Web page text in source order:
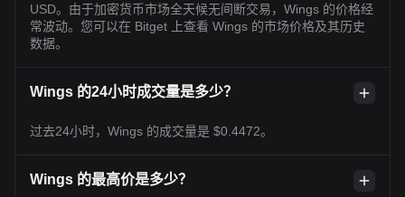
USD。由于加密货币市场全天候无间断交易，Wings 的价格经
常波动。您可以在 Bitget 上查看 Wings 的市场价格及其历史
数据。
Wings 的24小时成交量是多少？
过去24小时，Wings 的成交量是 $0.4472。
Wings 的最高价是多少？